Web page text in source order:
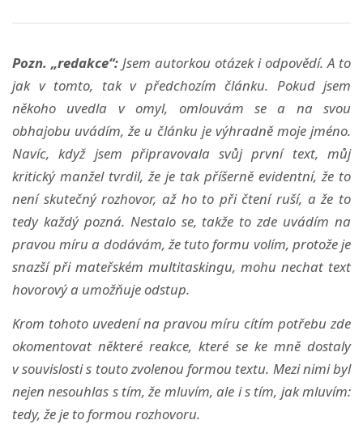
Pozn. „redakce“: Jsem autorkou otázek i odpovědí. A to
jak v tomto, tak v předchozím článku. Pokud jsem
někoho uvedla v omyl, omlouvám se a na svou
obhajobu uvádím, že u článku je výhradně moje jméno.
Navíc, když jsem připravovala svůj první text, můj
kritický manžel tvrdil, že je tak příšerně evidentní, že to
není skutečný rozhovor, až ho to při čtení ruší, a že to
tedy každý pozná. Nestalo se, takže to zde uvádím na
pravou míru a dodávám, že tuto formu volím, protože je
snazší při mateřském multitaskingu, mohu nechat text
hovorový a umožňuje odstup.
Krom tohoto uvedení na pravou míru cítím potřebu zde
okomentovat některé reakce, které se ke mně dostaly
v souvislosti s touto zvolenou formou textu. Mezi nimi byl
nejen nesouhlas s tím, že mluvím, ale i s tím, jak mluvím:
tedy, že je to formou rozhovoru.